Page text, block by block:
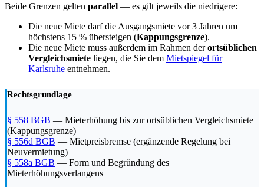
Beide Grenzen gelten parallel — es gilt jeweils die niedrigere:
Die neue Miete darf die Ausgangsmiete vor 3 Jahren um
höchstens 15 % übersteigen (Kappungsgrenze).
Die neue Miete muss außerdem im Rahmen derortsüblichen
Vergleichsmiete liegen, die Sie dem Mietspiegel für
Karlsruhe entnehmen.
Rechtsgrundlage
§ 558 BGB — Mieterhöhung bis zur ortsüblichen Vergleichsmiete
(Kappungsgrenze)
§ 556d BGB — Mietpreisbremse (ergänzende Regelung bei
Neuvermietung)
§ 558a BGB — Form und Begründung des
Mieterhöhungsverlangens